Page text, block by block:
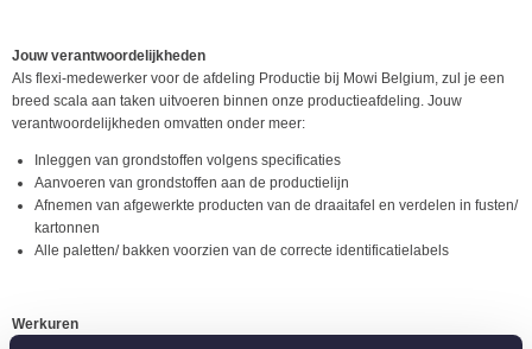
Jouw verantwoordelijkheden
Als flexi-medewerker voor de afdeling Productie bij Mowi Belgium, zul je een
breed scala aan taken uitvoeren binnen onze productieafdeling. Jouw
verantwoordelijkheden omvatten onder meer:
Inleggen van grondstoffen volgens specificaties
Aanvoeren van grondstoffen aan de productielijn
Afnemen van afgewerkte producten van de draaitafel en verdelen in fusten/
kartonnen
Alle paletten/ bakken voorzien van de correcte identificatielabels
Werkuren